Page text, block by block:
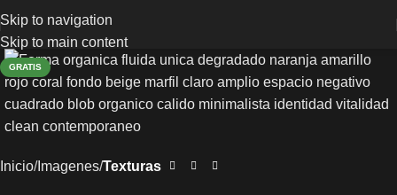
Skip to navigation
Skip to main content
GRATIS
Inicio Imagenes Texturas